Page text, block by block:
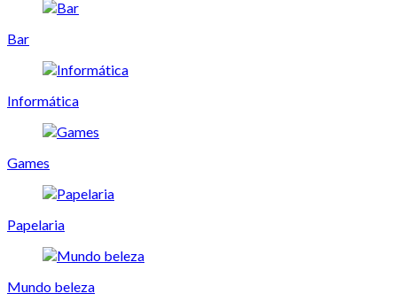
Bar
Informática
Games
Papelaria
Mundo beleza